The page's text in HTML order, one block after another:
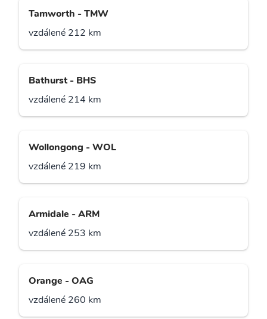
Tamworth - TMW
vzdálené 212 km
Bathurst - BHS
vzdálené 214 km
Wollongong - WOL
vzdálené 219 km
Armidale - ARM
vzdálené 253 km
Orange - OAG
vzdálené 260 km